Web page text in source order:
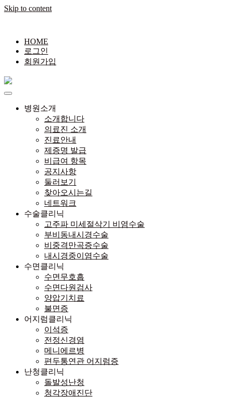
Skip to content
HOME
로그인
회원가입
병원소개
소개합니다
의료진 소개
진료안내
제증명 발급
비급여 항목
공지사항
둘러보기
찾아오시는길
네트워크
수술클리닉
고주파 미세절삭기 비염수술
부비동내시경수술
비중격만곡증수술
내시경중이염수술
수면클리닉
수면무호흡
수면다원검사
양압기치료
불면증
어지럼클리닉
이석증
전정신경염
메니에르병
편두통연관 어지럼증
난청클리닉
돌발성난청
청각장애진단